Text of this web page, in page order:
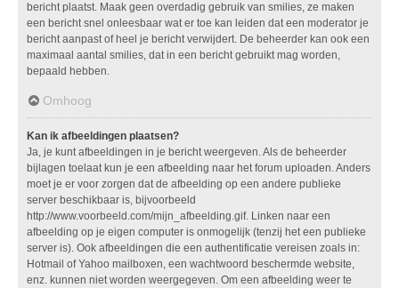
bericht plaatst. Maak geen overdadig gebruik van smilies, ze maken
een bericht snel onleesbaar wat er toe kan leiden dat een moderator je
bericht aanpast of heel je bericht verwijdert. De beheerder kan ook een
maximaal aantal smilies, dat in een bericht gebruikt mag worden,
bepaald hebben.
Omhoog
Kan ik afbeeldingen plaatsen?
Ja, je kunt afbeeldingen in je bericht weergeven. Als de beheerder
bijlagen toelaat kun je een afbeelding naar het forum uploaden. Anders
moet je er voor zorgen dat de afbeelding op een andere publieke
server beschikbaar is, bijvoorbeeld
http://www.voorbeeld.com/mijn_afbeelding.gif. Linken naar een
afbeelding op je eigen computer is onmogelijk (tenzij het een publieke
server is). Ook afbeeldingen die een authentificatie vereisen zoals in:
Hotmail of Yahoo mailboxen, een wachtwoord beschermde website,
enz. kunnen niet worden weergegeven. Om een afbeelding weer te